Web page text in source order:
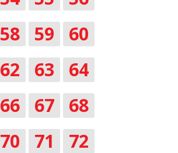
58 59
60
62 63
64
66 67
68
70 71
72